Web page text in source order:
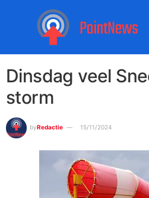
Dinsdag veel
storm
byRedactie 15/11/2024